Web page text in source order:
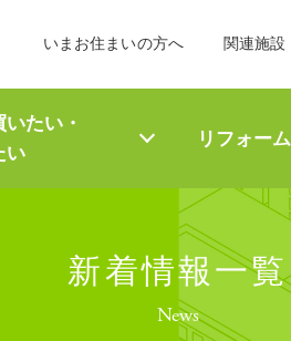
いまお住まいの方へ 関連施設
たい・
い
リフォーム
新着情報一覧
News